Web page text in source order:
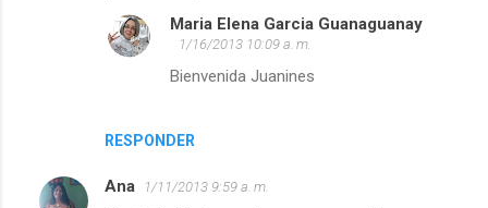
RESPONDER
Maria Elena Garcia Guanaguanay
1/16/2013 10:09 a. m.
Bienvenida Juanines
Ana 1/11/2013 9:59 a. m.